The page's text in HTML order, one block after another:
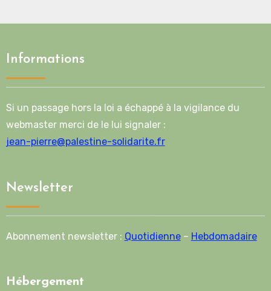
Informations
Si un passage hors la loi a échappé à la vigilance du
webmaster merci de le lui signaler :
jean-pierre@palestine-solidarite.fr
Newsletter
Abonnement newsletter : Quotidienne– Hebdomadaire
Hébergement